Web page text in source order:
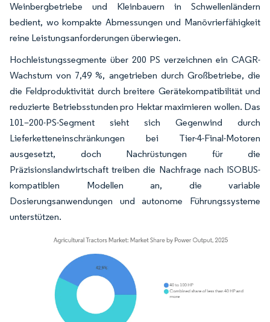
Weinbergbetriebe und Kleinbauern in Schwellenländern
bedient, wo kompakte Abmessungen und Manövrierfähigkeit
reine Leistungsanforderungen überwiegen.
Hochleistungssegmente über 200 PS verzeichnen ein CAGR-
Wachstum von 7,49 %, angetrieben durch Großbetriebe, die
die Feldproduktivität durch breitere Gerätekompatibilität und
reduzierte Betriebsstunden pro Hektar maximieren wollen. Das
101–200-PS-Segment sieht sich Gegenwind durch
Lieferketteneinschränkungen bei Tier-4-Final-Motoren
ausgesetzt, doch Nachrüstungen für die
Präzisionslandwirtschaft treiben die Nachfrage nach ISOBUS-
kompatiblen Modellen an, die variable
Dosierungsanwendungen und autonome Führungssysteme
unterstützen.